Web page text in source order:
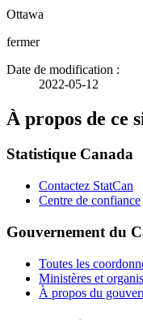
Ottawa
fermer
Date de modification :
2022-05-12
À propos de ce
Statistique Canada
Contactez StatCan
Centre de confiance
Gouvernement du
Toutes les
Ministères et
À propos du